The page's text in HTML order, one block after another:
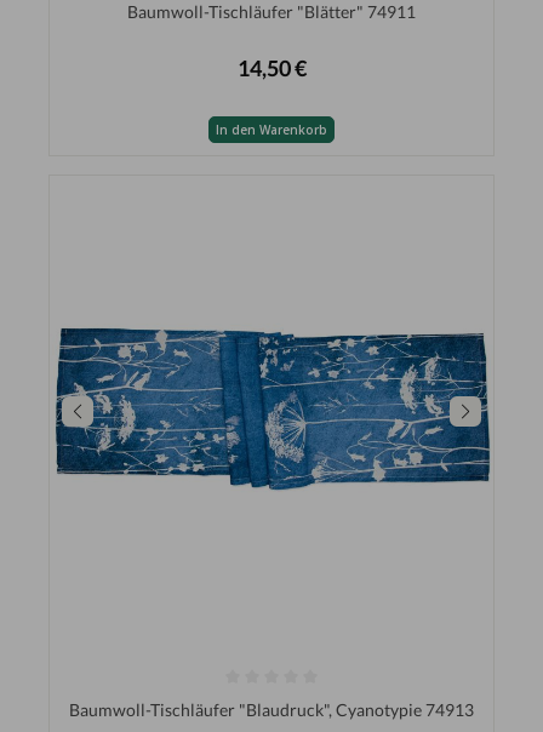
Baumwoll-Tischläufer "Blätter" 74911
14,50 €
In den Warenkorb
Baumwoll-Tischläufer "Blaudruck", Cyanotypie 74913